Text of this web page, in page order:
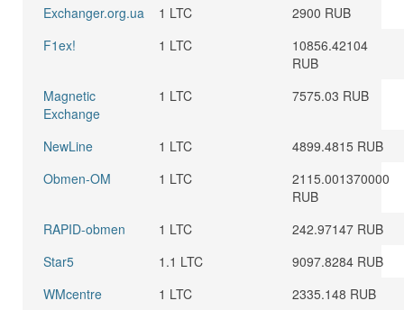
Exchanger.org.ua
1 LTC
2900 RUB
F1ex!
1 LTC
10856.42104
RUB
Magnetic
Exchange
1 LTC 7575.03 RUB
NewLine 1 LTC
4899.4815 RUB
Obmen-OM
1 LTC
2115.001370000
RUB
RAPID-obmen
1 LTC
242.97147 RUB
Star5
1.1 LTC
9097.8284 RUB
WMcentre
1 LTC
2335.148 RUB